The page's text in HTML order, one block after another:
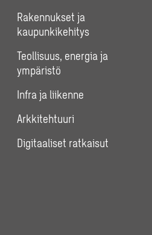
Rakennukset ja
kaupunkikehitys
Teollisuus, energia ja
ympäristö
Infra ja liikenne
Arkkitehtuuri
Digitaaliset ratkaisut